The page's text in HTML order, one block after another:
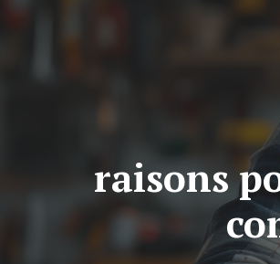
raisons